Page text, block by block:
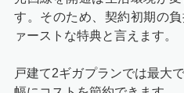
す。そのため、契約初期の
ァーストな特典と言えます。
戸建て2ギガプランでは最大